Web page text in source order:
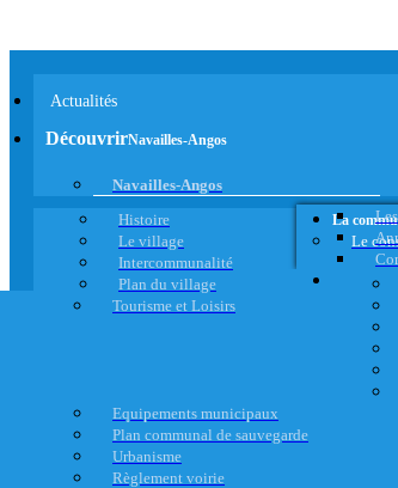
Actualités
DécouvrirNavailles-Angos
Navailles-Angos
Histoire
Le village
Intercommunalité
Plan du village
Tourisme et Loisirs
La
Le
Equipements municipaux
Plan communal de sauvegarde
Urbanisme
Règlement voirie